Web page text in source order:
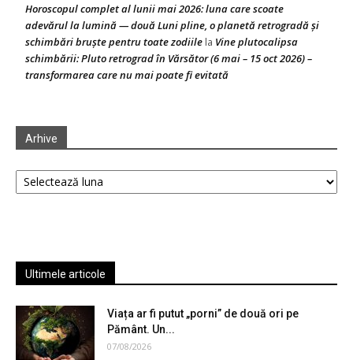
Horoscopul complet al lunii mai 2026: luna care scoate
adevărul la lumină — două Luni pline, o planetă retrogradă și
schimbări bruște pentru toate zodiile la Vine plutocalipsa
schimbării: Pluto retrograd în Vărsător (6 mai – 15 oct 2026) –
transformarea care nu mai poate fi evitată
Arhive
Arhive
Ultimele articole
Viața ar fi putut „porni” de două ori pe
Pământ. Un...
07/08/2026